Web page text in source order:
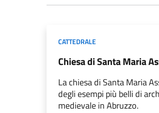
CATTEDRALE
Chiesa di Santa Maria
La chiesa di Santa Maria
degli esempi più belli di
medievale in Abruzzo.